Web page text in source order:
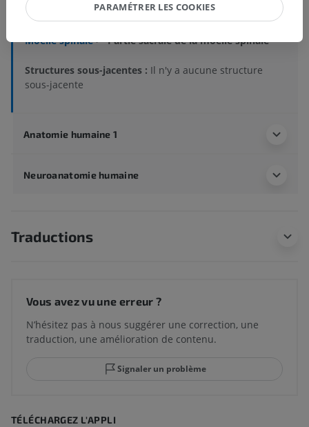
Corps humain > Systèmes intégrants>
Système nerveux> Système nerveux central>
Moelle spinale> Partie sacrale de la moelle spinale
Structures sous-jacentes : Il n'y a aucune structure
sous-jacente
Anatomie humaine 1
Neuroanatomie humaine
Traductions
Vous avez vu une erreur ?
N’hésitez pas à nous suggérer une correction, une
traduction, une amélioration de contenu.
Signaler un problème
TÉLÉCHARGEZ L'APPLI
PARAMÉTRER LES COOKIES